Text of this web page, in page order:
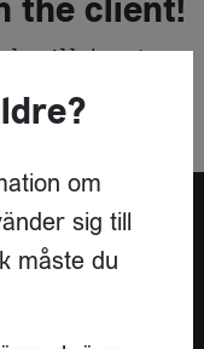
the client!
is not a
om
sig till
måste du